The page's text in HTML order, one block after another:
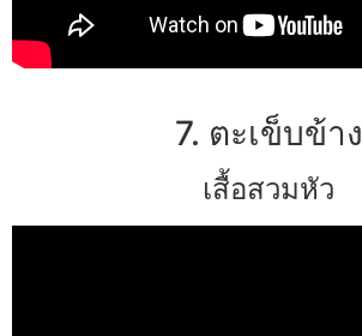
7. ตะเข็บข้าง
เสื้อสวมหัว